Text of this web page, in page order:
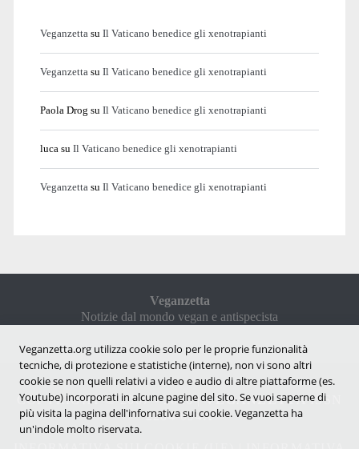
Veganzettasu Il Vaticano benedice gli xenotrapianti
Veganzettasu Il Vaticano benedice gli xenotrapianti
Paola Drog su Il Vaticano benedice gli xenotrapianti
lucasu Il Vaticano benedice gli xenotrapianti
Veganzettasu Il Vaticano benedice gli xenotrapianti
Veganzetta
Notizie dal mondo vegan e antispecista
COPYRIGHT © 2007 - 2026 |VEGANZETTAISSN
2284-094X
Veganzetta.org utilizza cookie solo per le proprie funzionalità
tecniche, di protezione e statistiche (interne), non vi sono altri
cookie se non quelli relativi a video e audio di altre piattaforme (es.
Youtube) incorporati in alcune pagine del sito. Se vuoi saperne di
più visita la pagina dell'infornativa sui cookie. Veganzetta ha
un'indole molto riservata.